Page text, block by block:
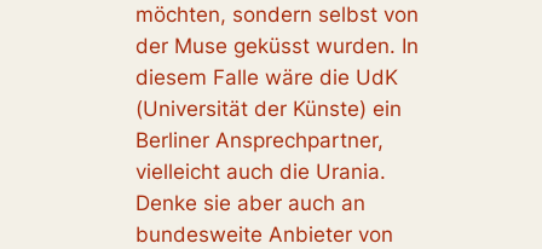
möchten, sondern selbst von
der Muse geküsst wurden. In
diesem Falle wäre die UdK
(Universität der Künste) ein
Berliner Ansprechpartner,
vielleicht auch die Urania.
Denke sie aber auch an
bundesweite Anbieter von